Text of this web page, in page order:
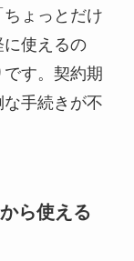
ちょっとだけ
使えるの
す。契約期
手続きが不
ら使える